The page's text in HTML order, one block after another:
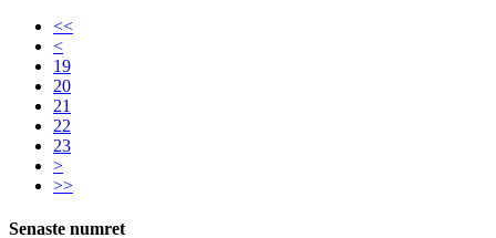
<<
<
19
20
21
22
23
>
>>
Senaste numret